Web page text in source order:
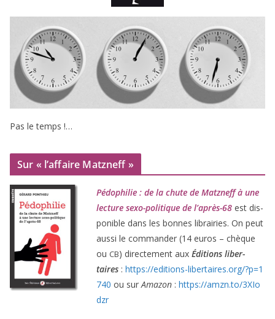
Pas le temps !…
Sur « l’affaire Matzneff »
Pédophilie : de la chute de Matzneff à une
lec­ture sexo-poli­tique de l’après-68 est dis­
po­nible dans les bonnes librai­ries. On peut
aus­si le com­man­der (14 euros – chèque
ou CB) direc­te­ment aux Éditions liber­
taires : https://​edi​tions​-liber​taires​.org/​?​p​=​1
740 ou sur Amazon : https://​amzn​.to/​3​X​I​o​
dzr